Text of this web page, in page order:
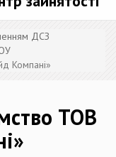
ДСЗ
Компані»
ТОВ